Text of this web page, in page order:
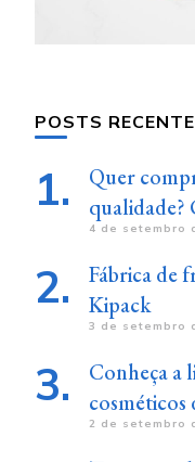
POSTS
Quer
qualidade?
4 de setembro
Fábrica de
Kipack
3 de setembro
Conheça a
cosméticos
2 de setembro